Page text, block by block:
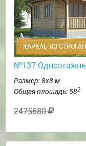
КАРКАС ИЗ
№137
Размер: 8х8 м
Общая площадь: 582
2475680